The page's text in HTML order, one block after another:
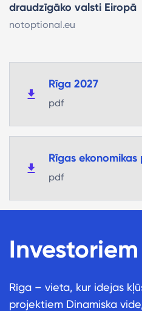
draudzīgāko valsti Eiropā
notoptional.eu
Rīga 2027
pdf
Rīgas
pdf
Investoriem
Rīga – vieta, kur idejas
projektiem Dinamiska